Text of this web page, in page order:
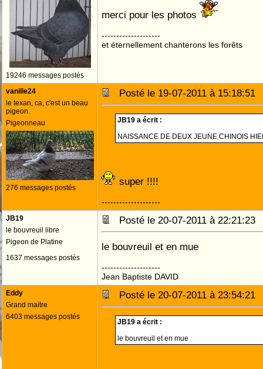
19246 messages postés
merci pour les photos
--------------------
et éternellement chanterons les forêts
vanille24
le texan, ca, c'est un beau
pigeon.
Pigeonneau
276 messages postés
Posté le 19-07-2011 à
JB19 a écrit :
NAISSANCE DE DEUX JEUNE CHINOIS
super !!!!
--------------------
JB19
le bouvreuil libre
Pigeon de Platine
1637 messages postés
Posté le 20-07-2011 à
le bouvreuil et en mue
--------------------
Jean Baptiste DAVID
Eddy
Grand maitre
6403 messages postés
Posté le 20-07-2011 à
JB19 a écrit :
le bouvreuil et en mue